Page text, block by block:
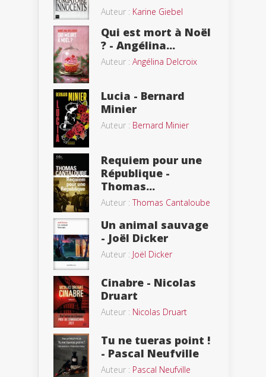
Auteur : Karine Giebel
Qui est mort à Noël
? - Angélina...
Auteur : Angélina Delcroix
Lucia - Bernard
Minier
Auteur : Bernard Minier
Requiem pour une
République -
Thomas...
Auteur :Thomas Cantaloube
Un animal sauvage
- Joël Dicker
Auteur : Joël Dicker
Cinabre - Nicolas
Druart
Auteur : Nicolas Druart
Tu ne tueras point !
- Pascal Neufville
Auteur : Pascal Neufville